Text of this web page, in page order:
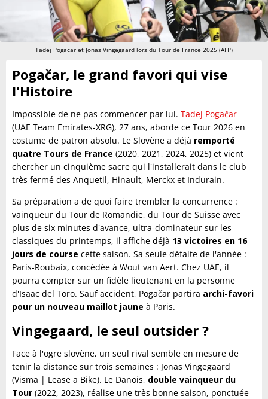
Tadej Pogacar et Jonas Vingegaard lors du Tour de France 2025 (AFP)
Pogačar, le grand favori qui vise
l'Histoire
Impossible de ne pas commencer par lui. Tadej Pogačar
(UAE Team Emirates-XRG), 27 ans, aborde ce Tour 2026 en
costume de patron absolu. Le Slovène a déjà remporté
quatre Tours de France (2020, 2021, 2024, 2025) et vient
chercher un cinquième sacre qui l'installerait dans le club
très fermé des Anquetil, Hinault, Merckx et Indurain.
Sa préparation a de quoi faire trembler la concurrence :
vainqueur du Tour de Romandie, du Tour de Suisse avec
plus de six minutes d'avance, ultra-dominateur sur les
classiques du printemps, il affiche déjà 13 victoires en 16
jours de course cette saison. Sa seule défaite de l'année :
Paris-Roubaix, concédée à Wout van Aert. Chez UAE, il
pourra compter sur un fidèle lieutenant en la personne
d'Isaac del Toro. Sauf accident, Pogačar partira archi-favori
pour un nouveau maillot jaune à Paris.
Vingegaard, le seul outsider ?
Face à l'ogre slovène, un seul rival semble en mesure de
tenir la distance sur trois semaines : Jonas Vingegaard
(Visma | Lease a Bike). Le Danois, double vainqueur du
Tour (2022, 2023), réalise une très bonne saison, ponctuée